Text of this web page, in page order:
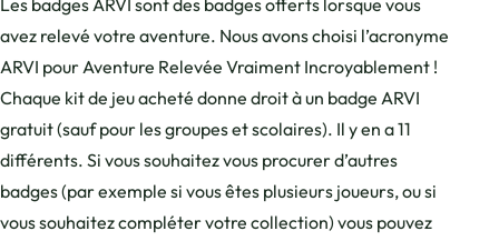
Les badges ARVI sont des badges offerts lorsque vous
avez relevé votre aventure. Nous avons choisi l’acronyme
ARVI pour Aventure Relevée Vraiment Incroyablement !
Chaque kit de jeu acheté donne droit à un badge ARVI
gratuit (sauf pour les groupes et scolaires). Il y en a 11
différents. Si vous souhaitez vous procurer d’autres
badges (par exemple si vous êtes plusieurs joueurs, ou si
vous souhaitez compléter votre collection) vous pouvez